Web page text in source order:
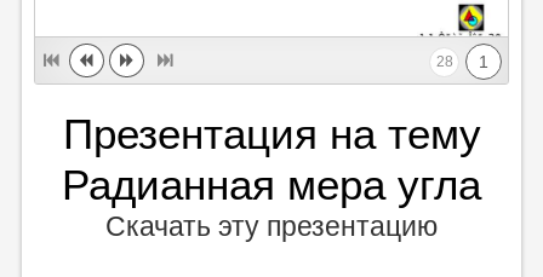
1
28
Презентация на тему
Радианная мера угла
Скачать эту презентацию